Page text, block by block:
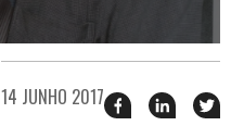
14 JUNHO 2017 Compartilhar
esse esse